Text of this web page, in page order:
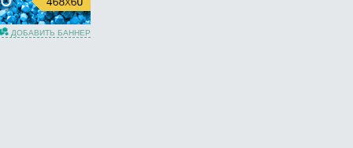
ДОБАВИТЬ БАННЕР